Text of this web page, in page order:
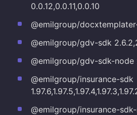
0.0.12,0.0.11,0.0.10
@emilgroup/docxtemplater-
@emilgroup/gdv-sdk
@emilgroup/gdv-sdk-node
@emilgroup/insurance-sdk
@emilgroup/insurance-sdk-